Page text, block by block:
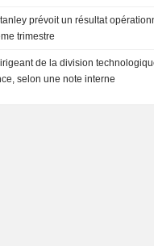
prévoit un résultat
trimestre
de la division
selon une note interne